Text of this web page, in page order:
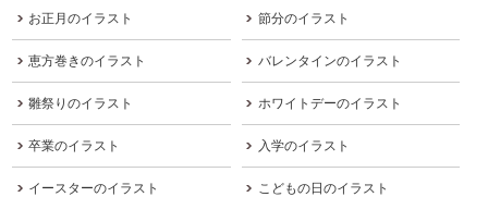
お正月のイラスト 節分のイラスト
恵方巻きのイラスト バレンタインのイラスト
雛祭りのイラスト ホワイトデーのイラスト
卒業のイラスト 入学のイラスト
イースターのイラスト こどもの日のイラスト